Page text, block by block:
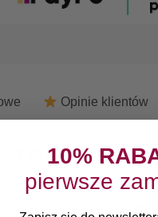
Opinie klientów
TWARZY 5g
pielęgnujących i
Produkt o
10%
pierwsze